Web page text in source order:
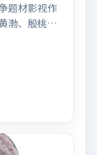
题材影视作
渤、殷桃等
影片围绕
言克制而
乐与场面
读的细节
众观看与